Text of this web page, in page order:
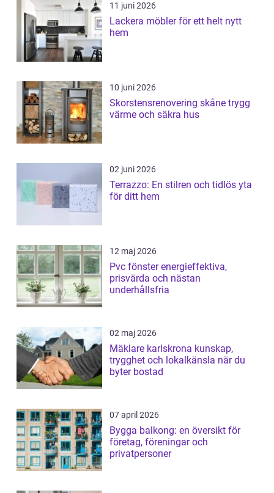
11 juni 2026
Lackera möbler för ett helt nytt
hem
10 juni 2026
Skorstensrenovering skåne trygg
värme och säkra hus
02 juni 2026
Terrazzo: En stilren och tidlös yta
för ditt hem
12 maj 2026
Pvc fönster energieffektiva,
prisvärda och nästan
underhållsfria
02 maj 2026
Mäklare karlskrona kunskap,
trygghet och lokalkänsla när du
byter bostad
07 april 2026
Bygga balkong: en översikt för
företag, föreningar och
privatpersoner